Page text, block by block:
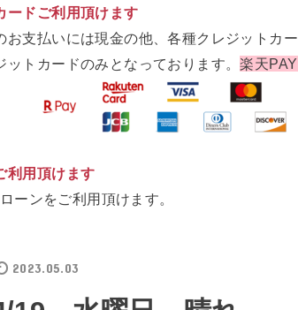
ドご利用頂けます
お支払いには現金の他、各種クレジットカ
ットカードのみとなっております。楽天
利用頂けます
ーンをご利用頂けます。
2023.05.03